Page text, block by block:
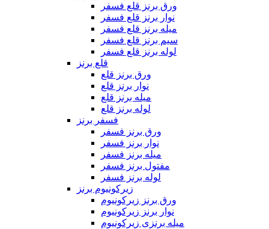
ورق برنز قلع فسفر
نوار برنز قلع فسفر
میله برنز قلع فسفر
سیم برنز قلع فسفر
لوله برنز قلع فسفر
قلع برنز
ورق برنز قلع
نوار برنز قلع
میله برنز قلع
لوله برنز قلع
فسفر برنز
ورق برنز فسفر
نوار برنز فسفر
میله برنز فسفر
مفتول برنز فسفر
لوله برنز فسفر
زیرکونیوم برنز
ورق برنز زیرکونیوم
نوار برنز زیرکونیوم
میله برنزی زیرکونیوم